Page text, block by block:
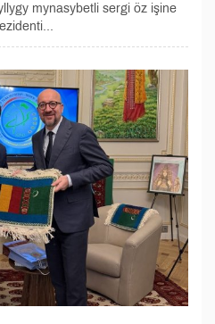
mynasybetli sergi öz işine